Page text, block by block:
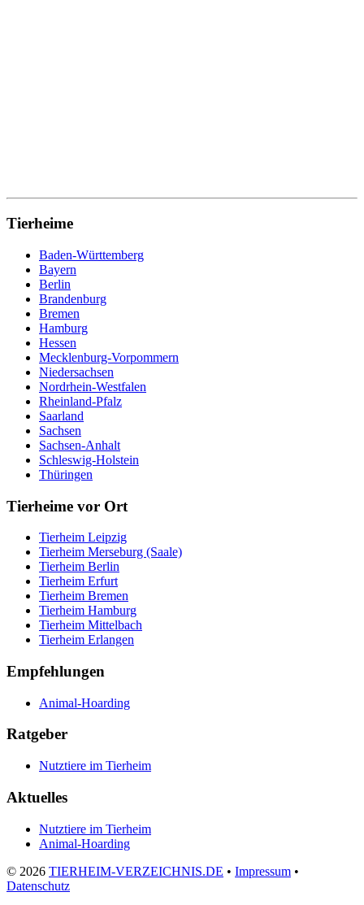
Tierheime
Baden-Württemberg
Bayern
Berlin
Brandenburg
Bremen
Hamburg
Hessen
Mecklenburg-Vorpommern
Niedersachsen
Nordrhein-Westfalen
Rheinland-Pfalz
Saarland
Sachsen
Sachsen-Anhalt
Schleswig-Holstein
Thüringen
Tierheime vor Ort
Tierheim Leipzig
Tierheim Merseburg (Saale)
Tierheim Berlin
Tierheim Erfurt
Tierheim Bremen
Tierheim Hamburg
Tierheim Mittelbach
Tierheim Erlangen
Empfehlungen
Animal-Hoarding
Ratgeber
Nutztiere im Tierheim
Aktuelles
Nutztiere im Tierheim
Animal-Hoarding
© 2026 TIERHEIM-VERZEICHNIS.DE • Impressum •
Datenschutz